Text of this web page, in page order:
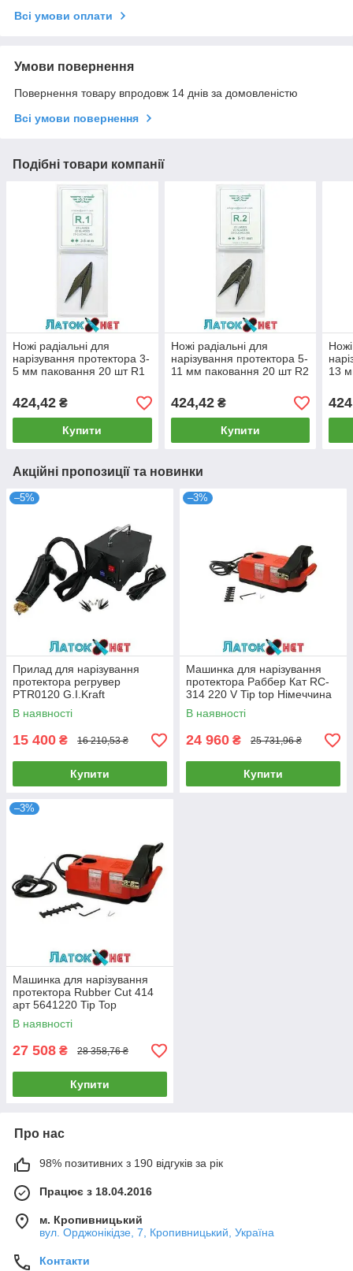
Всі умови оплати
Умови повернення
Повернення товару впродовж 14 днів за домовленістю
Всі умови повернення
Подібні товари компанії
Ножі радіальні для
нарізування протектора 3-
5 мм паковання 20 шт R1
424,42 ₴
Купити
Ножі радіальні для
нарізування протектора 5-
11 мм паковання 20 шт R2
424,42₴
Купити
13
Акційні пропозиції та новинки
–5%
Прилад для нарізування
протектора регрувер
PTR0120 G.I.Kraft
В наявності
15 400 ₴ 16 210,53 ₴
Купити
–3%
Машинка для нарізування
протектора Раббер Кат RC-
314 220 V Tip top Німеччина
5641200
В наявності
24 960 ₴ 25 731,96 ₴
Купити
–3%
Машинка для нарізування
протектора Rubber Cut 414
арт 5641220 Tip Top
Німеччина
В наявності
27 508 ₴ 28 358,76 ₴
Купити
Про нас
98% позитивних з 190 відгуків за рік
Працює з 18.04.2016
м. Кропивницький
вул. Орджонікідзе, 7, Кропивницький, Україна
Контакти